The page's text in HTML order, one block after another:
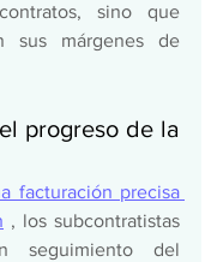
sino que
sus márgenes de
progreso de la
facturación precisa
, los subcontratistas
seguimiento del